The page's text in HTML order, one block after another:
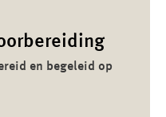
en begeleid op